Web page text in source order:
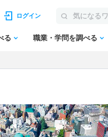
ログイン
る 職業・学問を調べる